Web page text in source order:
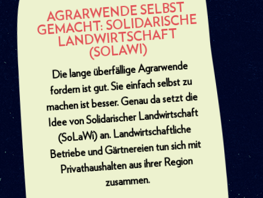
AGRARWENDE SELBST
GEMACHT: SOLIDARISCHE
LANDWIRTSCHAFT
(SOLAWI)
Die lange überfällige Agrarwende
fordern ist gut. Sie einfach selbst zu
machen ist besser. Genau da setzt die
Idee von Solidarischer Landwirtschaft
(SoLaWi) an. Landwirtschaftliche
Betriebe und Gärtnereien tun sich mit
Privathaushalten aus ihrer Region
zusammen.